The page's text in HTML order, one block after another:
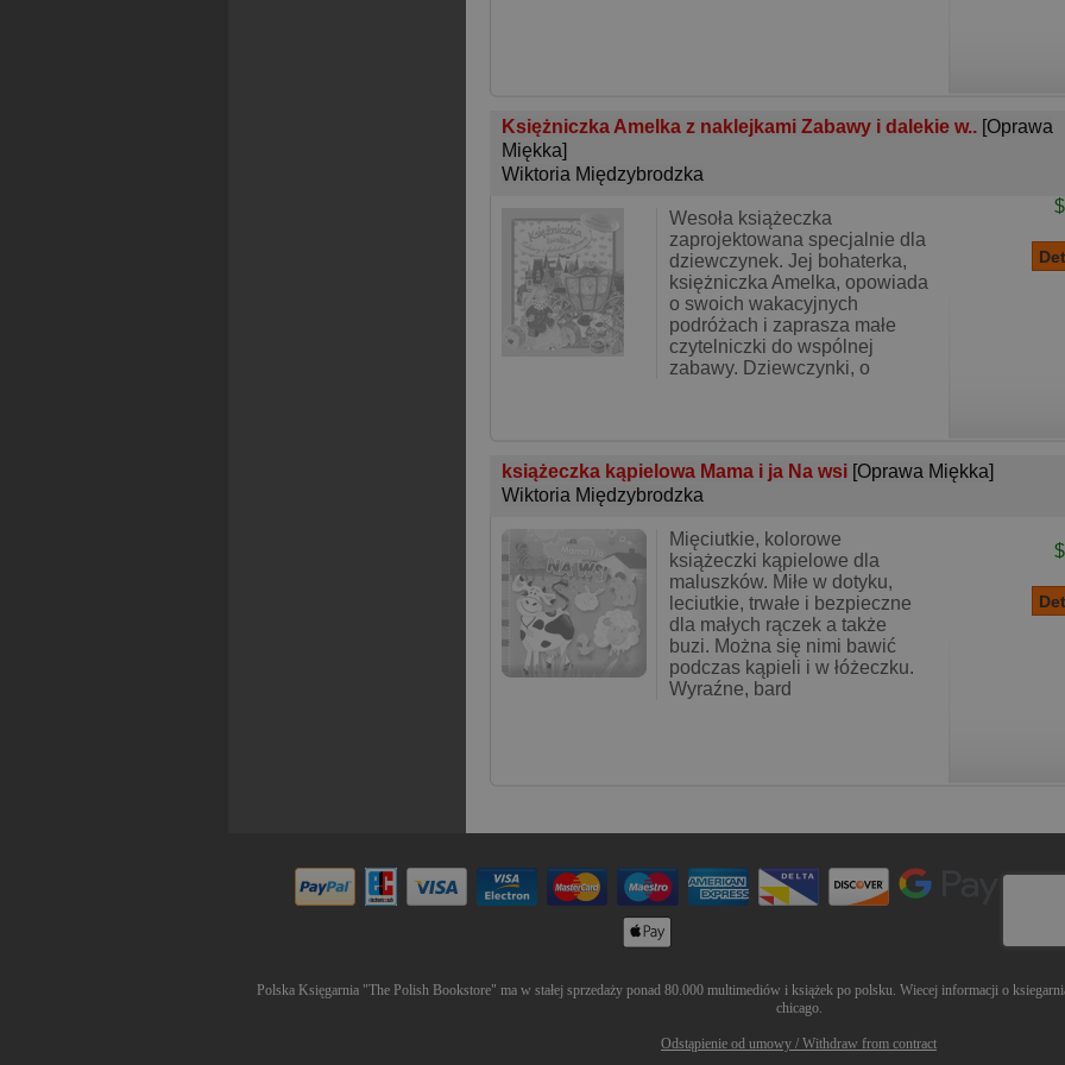
Księżniczka Amelka z naklejkami Zabawy i dalekie w.. [Oprawa
Miękka]
Wiktoria Międzybrodzka
Wesoła książeczka
zaprojektowana specjalnie dla
dziewczynek. Jej bohaterka,
księżniczka Amelka, opowiada
o swoich wakacyjnych
podróżach i zaprasza małe
czytelniczki do wspólnej
zabawy. Dziewczynki, o
książeczka kąpielowa Mama i ja Na wsi [Oprawa Miękka]
Wiktoria Międzybrodzka
Mięciutkie, kolorowe
książeczki kąpielowe dla
maluszków. Miłe w dotyku,
leciutkie, trwałe i bezpieczne
dla małych rączek a także
buzi. Można się nimi bawić
podczas kąpieli i w łóżeczku.
Wyraźne, bard
Polska Księgarnia "The Polish Bookstore" ma w stałej sprzedaży ponad 80.000 multimediów i książek po polsku. Wiecej informacji o
chicago.
Odstąpienie od umowy / Withdraw from contract